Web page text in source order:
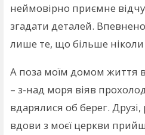
неймовірно приємне
згадати деталей.
лише те, що більше
А поза моїм домом життя
– з-над моря віяв
вдарялися об берег. Друзі,
вдови з моєї церкви